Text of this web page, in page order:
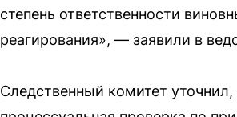
степень ответственности
реагирования», — заявили в
Следственный комитет уточнил,